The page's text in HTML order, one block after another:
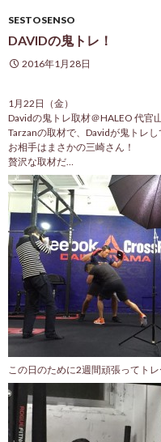
SESTOSENSO
DAVIDの鬼トレ！
2016年1月28日
1月22日（金）
Davidの鬼トレ取材＠HALEO 代官
Tarzanの取材で、Davidが鬼トレし
お相手はまさかの三崎さん！
贅沢な取材だ…
この日のために2週間頑張ってト